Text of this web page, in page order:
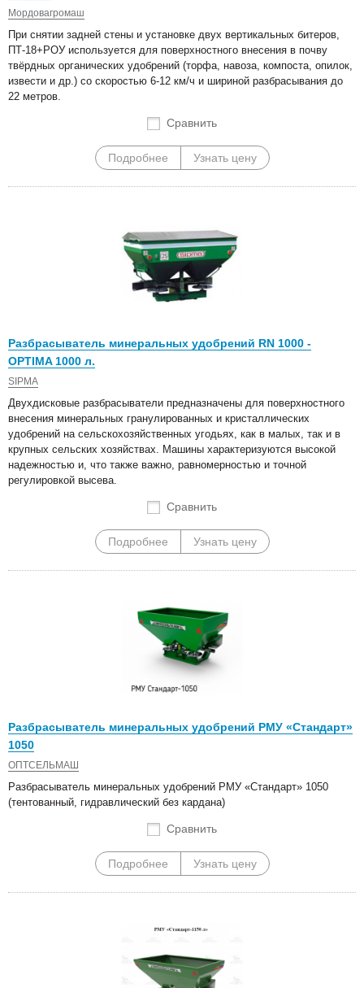
Мордовагромаш
При снятии задней стены и установке двух вертикальных битеров,
ПТ-18+РОУ используется для поверхностного внесения в почву
твёрдных органических удобрений (торфа, навоза, компоста, опилок,
извести и др.) со скоростью 6-12 км/ч и шириной разбрасывания до
22 метров.
Сравнить
Подробнее Узнать цену
Разбрасыватель минеральных удобрений RN 1000 -
OPTIMA 1000 л.
SIPMA
Двухдисковые разбрасыватели предназначены для поверхностного
внесения минеральных гранулированных и кристаллических
удобрений на сельскохозяйственных угодьях, как в малых, так и в
крупных сельских хозяйствах. Машины характеризуются высокой
надежностью и, что также важно, равномерностью и точной
регулировкой высева.
Сравнить
Подробнее Узнать цену
Разбрасыватель минеральных удобрений РМУ «Стандарт»
1050
ОПТСЕЛЬМАШ
Разбрасыватель минеральных удобрений РМУ «Стандарт» 1050
(тентованный, гидравлический без кардана)
Сравнить
Подробнее Узнать цену